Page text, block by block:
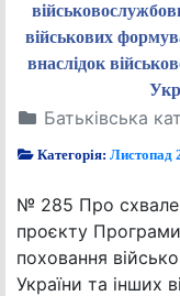
військових
внаслідок
Батьківська
Категорія:Листопад
№ 285 Про
проєкту
поховання
України та інших